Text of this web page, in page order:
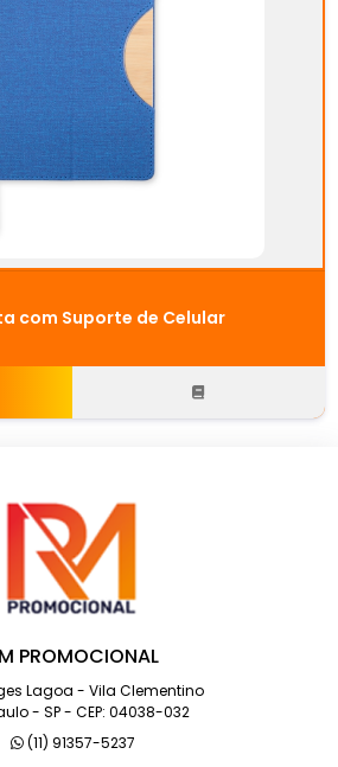
com Suporte de Celular
PROMOCIONAL
Lagoa - Vila Clementino
- SP - CEP: 04038-032
(11) 91357-5237